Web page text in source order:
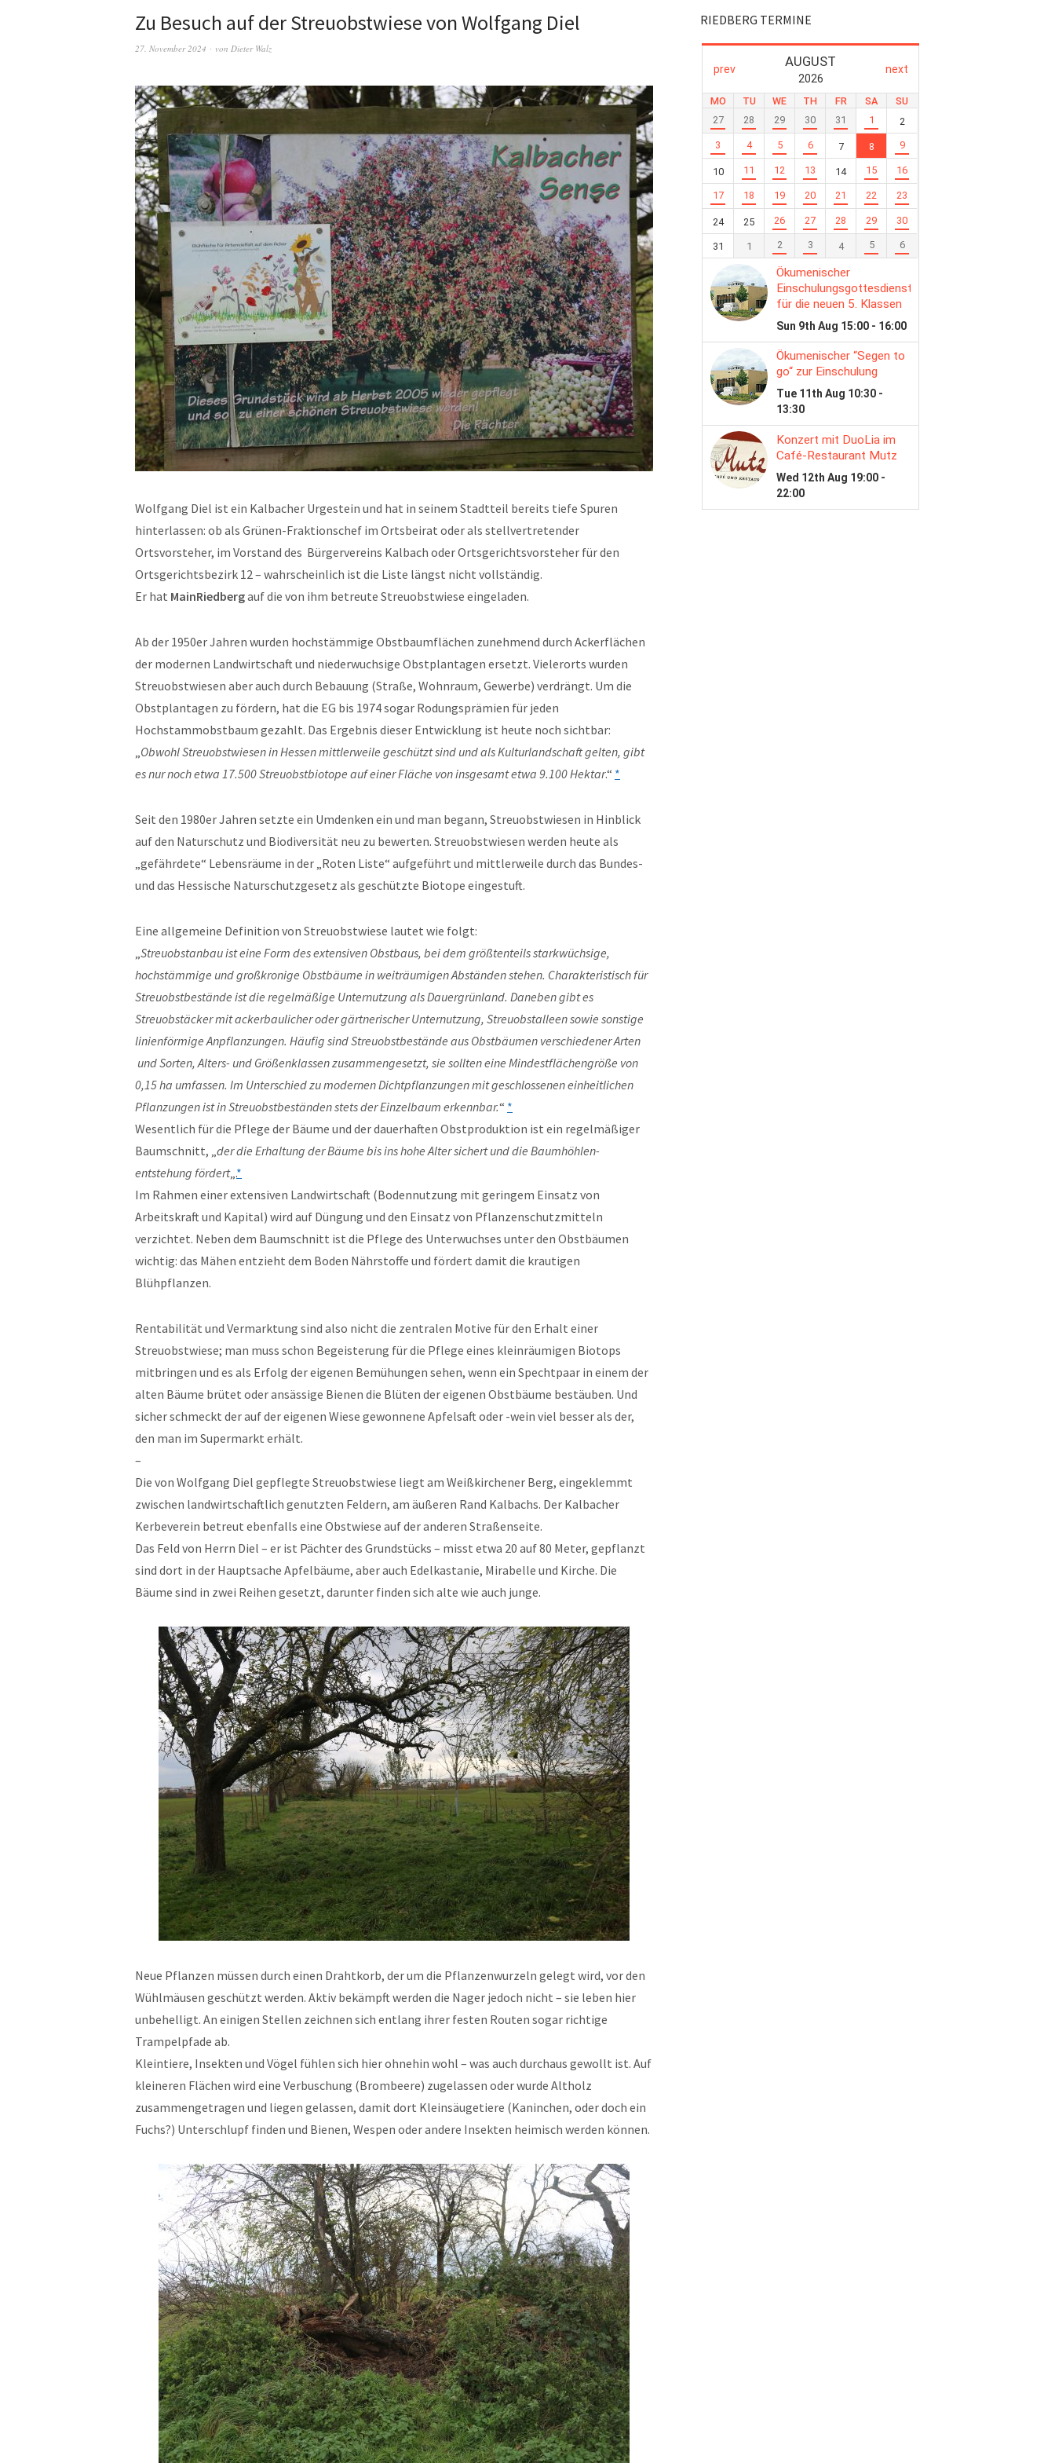
Zu Besuch auf der Streuobstwiese von Wolfgang Diel
27. November 2024 von Dieter Walz
Wolfgang Diel ist ein Kalbacher Urgestein und hat in seinem Stadtteil bereits tiefe Spuren
hinterlassen: ob als Grünen-Fraktionschef im Ortsbeirat oder als stellvertretender
Ortsvorsteher, im Vorstand des Bürgervereins Kalbach oder Ortsgerichtsvorsteher für den
Ortsgerichtsbezirk 12 – wahrscheinlich ist die Liste längst nicht vollständig.
Er hat MainRiedbergauf die von ihm betreute Streuobstwiese eingeladen.
Ab der 1950er Jahren wurden hochstämmige Obstbaumflächen zunehmend durch Ackerflächen
der modernen Landwirtschaft und niederwuchsige Obstplantagen ersetzt. Vielerorts wurden
Streuobstwiesen aber auch durch Bebauung (Straße, Wohnraum, Gewerbe) verdrängt. Um die
Obstplantagen zu fördern, hat die EG bis 1974 sogar Rodungsprämien für jeden
Hochstammobstbaum gezahlt. Das Ergebnis dieser Entwicklung ist heute noch sichtbar:
„Obwohl Streuobstwiesen in Hessen mittlerweile geschützt sind und als Kulturlandschaft gelten, gibt
es nur noch etwa 17.500 Streuobstbiotope auf einer Fläche von insgesamt etwa 9.100 Hektar.“ *
Seit den 1980er Jahren setzte ein Umdenken ein und man begann, Streuobstwiesen in Hinblick
auf den Naturschutz und Biodiversität neu zu bewerten. Streuobstwiesen werden heute als
„gefährdete“ Lebensräume in der „Roten Liste“ aufgeführt und mittlerweile durch das Bundes-
und das Hessische Naturschutzgesetz als geschützte Biotope eingestuft.
Eine allgemeine Definition von Streuobstwiese lautet wie folgt:
„Streuobstanbau ist eine Form des extensiven Obstbaus, bei dem größtenteils starkwüchsige,
hochstämmige und großkronige Obstbäume in weiträumigen Abständen stehen. Charakteristisch für
Streuobstbestände ist die regelmäßige Unternutzung als Dauergrünland. Daneben gibt es
Streuobstäcker mit ackerbaulicher oder gärtnerischer Unternutzung, Streuobstalleen sowie sonstige
linienförmige Anpflanzungen. Häufig sind Streuobstbestände aus Obstbäumen verschiedener Arten
und Sorten, Alters- und Größenklassen zusammengesetzt, sie sollten eine Mindestflächengröße von
0,15 ha umfassen. Im Unterschied zu modernen Dichtpflanzungen mit geschlossenen einheitlichen
Pflanzungen ist in Streuobstbeständen stets der Einzelbaum erkennbar.“ *
Wesentlich für die Pflege der Bäume und der dauerhaften Obstproduktion ist ein regelmäßiger
Baumschnitt, „der die Erhaltung der Bäume bis ins hohe Alter sichert und die Baumhöhlen-
entstehung fördert„.*
Im Rahmen einer extensiven Landwirtschaft (Bodennutzung mit geringem Einsatz von
Arbeitskraft und Kapital) wird auf Düngung und den Einsatz von Pflanzenschutzmitteln
verzichtet. Neben dem Baumschnitt ist die Pflege des Unterwuchses unter den Obstbäumen
wichtig: das Mähen entzieht dem Boden Nährstoffe und fördert damit die krautigen
Blühpflanzen.
Rentabilität und Vermarktung sind also nicht die zentralen Motive für den Erhalt einer
Streuobstwiese; man muss schon Begeisterung für die Pflege eines kleinräumigen Biotops
mitbringen und es als Erfolg der eigenen Bemühungen sehen, wenn ein Spechtpaar in einem der
alten Bäume brütet oder ansässige Bienen die Blüten der eigenen Obstbäume bestäuben. Und
sicher schmeckt der auf der eigenen Wiese gewonnene Apfelsaft oder -wein viel besser als der,
den man im Supermarkt erhält.
–
Die von Wolfgang Diel gepflegte Streuobstwiese liegt am Weißkirchener Berg, eingeklemmt
zwischen landwirtschaftlich genutzten Feldern, am äußeren Rand Kalbachs. Der Kalbacher
Kerbeverein betreut ebenfalls eine Obstwiese auf der anderen Straßenseite.
Das Feld von Herrn Diel – er ist Pächter des Grundstücks – misst etwa 20 auf 80 Meter, gepflanzt
sind dort in der Hauptsache Apfelbäume, aber auch Edelkastanie, Mirabelle und Kirche. Die
Bäume sind in zwei Reihen gesetzt, darunter finden sich alte wie auch junge.
Neue Pflanzen müssen durch einen Drahtkorb, der um die Pflanzenwurzeln gelegt wird, vor den
Wühlmäusen geschützt werden. Aktiv bekämpft werden die Nager jedoch nicht – sie leben hier
unbehelligt. An einigen Stellen zeichnen sich entlang ihrer festen Routen sogar richtige
Trampelpfade ab.
Kleintiere, Insekten und Vögel fühlen sich hier ohnehin wohl – was auch durchaus gewollt ist. Auf
kleineren Flächen wird eine Verbuschung (Brombeere) zugelassen oder wurde Altholz
zusammengetragen und liegen gelassen, damit dort Kleinsäugetiere (Kaninchen, oder doch ein
Fuchs?) Unterschlupf finden und Bienen, Wespen oder andere Insekten heimisch werden können.
RIEDBERG TERMINE